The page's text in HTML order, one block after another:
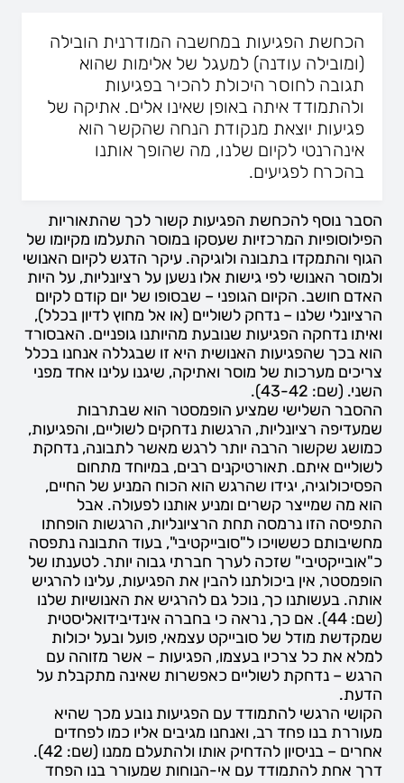
הכחשת הפגיעות במחשבה המודרנית הובילה
(ומובילה עודנה) למעגל של אלימות שהוא
תגובה לחוסר היכולת להכיר בפגיעות
ולהתמודד איתה באופן שאינו אלים. אתיקה של
פגיעות יוצאת מנקודת הנחה שהקשר הוא
אינהרנטי לקיום שלנו, מה שהופך אותנו
בהכרח לפגיעים.
הסבר נוסף להכחשת הפגיעות קשור לכך שהתאוריות
הפילוסופיות המרכזיות שעסקו במוסר התעלמו מקיומו של
הגוף והתמקדו בתבונה ולוגיקה. עיקר הדגש לקיום האנושי
ולמוסר האנושי לפי גישות אלו נשען על רציונליות, על היות
האדם חושב. הקיום הגופני – שבסופו של יום קודם לקיום
הרציונלי שלנו – נדחק לשוליים (או אל מחוץ לדיון בכלל),
ואיתו נדחקה הפגיעות שנובעת מהיותנו גופניים. האבסורד
הוא בכך שהפגיעות האנושית היא זו שבגללה אנחנו בכלל
צריכים מערכות של מוסר ואתיקה, שיגנו עלינו אחד מפני
השני. (שם: 43-42).
ההסבר השלישי שמציע הופמסטר הוא שבתרבות
שמעדיפה רציונליות, הרגשות נדחקים לשוליים, והפגיעות,
כמושג שקשור הרבה יותר לרגש מאשר לתבונה, נדחקת
לשוליים איתם. תאורטיקנים רבים, במיוחד מתחום
הפסיכולוגיה, יגידו שהרגש הוא הכוח המניע של החיים,
הוא מה שמייצר קשרים ומניע אותנו לפעולה. אבל
התפיסה הזו נרמסה תחת הרציונליות, הרגשות הופחתו
מחשיבותם כששויכו ל"סובייקטיבי", בעוד התבונה נתפסה
כ"אובייקטיבי" שזכה לערך חברתי גבוה יותר. לטענתו של
הופמסטר, אין ביכולתנו להבין את הפגיעות, עלינו להרגיש
אותה. בעשותנו כך, נוכל גם להרגיש את האנושיות שלנו
(שם: 44). אם כך, נראה כי בחברה אינדיבידואליסטית
שמקדשת מודל של סובייקט עצמאי, פועל ובעל יכולות
למלא את כל צרכיו בעצמו, הפגיעות – אשר מזוהה עם
הרגש – נדחקת לשוליים כאפשרות שאינה מתקבלת על
הדעת.
הקושי הרגשי להתמודד עם הפגיעות נובע מכך שהיא
מעוררת בנו פחד רב, ואנחנו מגיבים אליו כמו לפחדים
אחרים – בניסיון להדחיק אותו ולהתעלם ממנו (שם: 42).
דרך אחת להתמודד עם אי-הנוחות שמעורר בנו הפחד